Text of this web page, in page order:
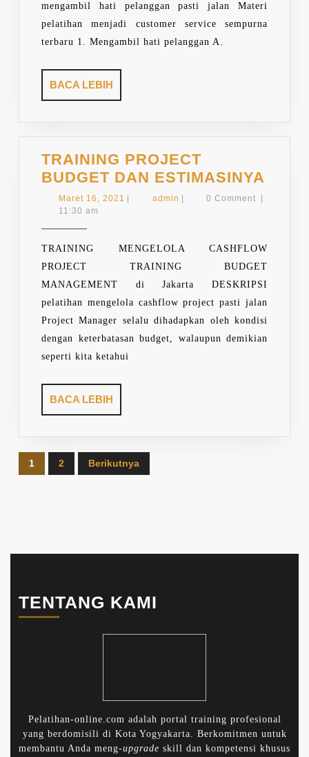
mengambil hati pelanggan pasti jalan Materi
pelatihan menjadi customer service sempurna
terbaru 1. Mengambil hati pelanggan A.
BACA LEBIH
LEBIH
TRAINING PROJECT
BUDGET DAN ESTIMASINYA
Maret 16, 2021 Maret
admin admin 0 Comment
11:30 am
TRAINING MENGELOLA CASHFLOW
PROJECT TRAINING BUDGET
MANAGEMENT di Jakarta DESKRIPSI
pelatihan mengelola cashflow project pasti jalan
Project Manager selalu dihadapkan oleh kondisi
dengan keterbatasan budget, walaupun demikian
seperti kita ketahui
BACA LEBIH
LEBIH
Paginasi
pos
1 2 Berikutnya
TENTANG KAMI
Pelatihan-online.com adalah portal training profesional
yang berdomisili di Kota Yogyakarta. Berkomitmen untuk
membantu Anda meng-upgrade skill dan kompetensi khusus